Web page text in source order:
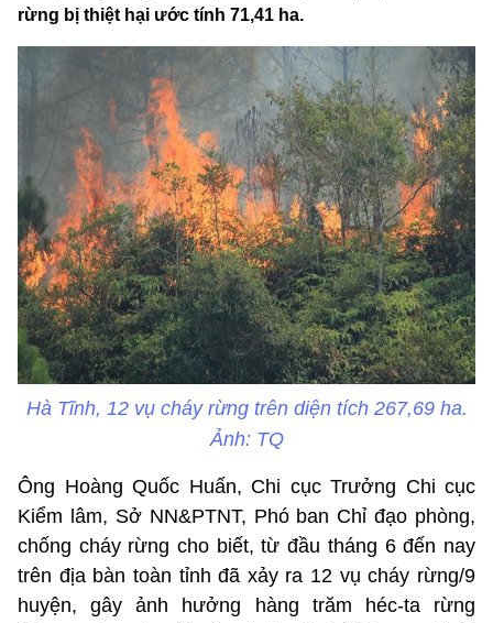
rừng bị thiệt hại ước tính 71,41 ha.
Hà Tĩnh, 12 vụ cháy rừng trên diện tích 267,69 ha.
Ảnh: TQ
Ông Hoàng Quốc Huấn, Chi cục Trưởng Chi cục
Kiểm lâm, Sở NN&PTNT, Phó ban Chỉ đạo phòng,
chống cháy rừng cho biết, từ đầu tháng 6 đến nay
trên địa bàn toàn tỉnh đã xảy ra 12 vụ cháy rừng/9
huyện, gây ảnh hưởng hàng trăm héc-ta rừng